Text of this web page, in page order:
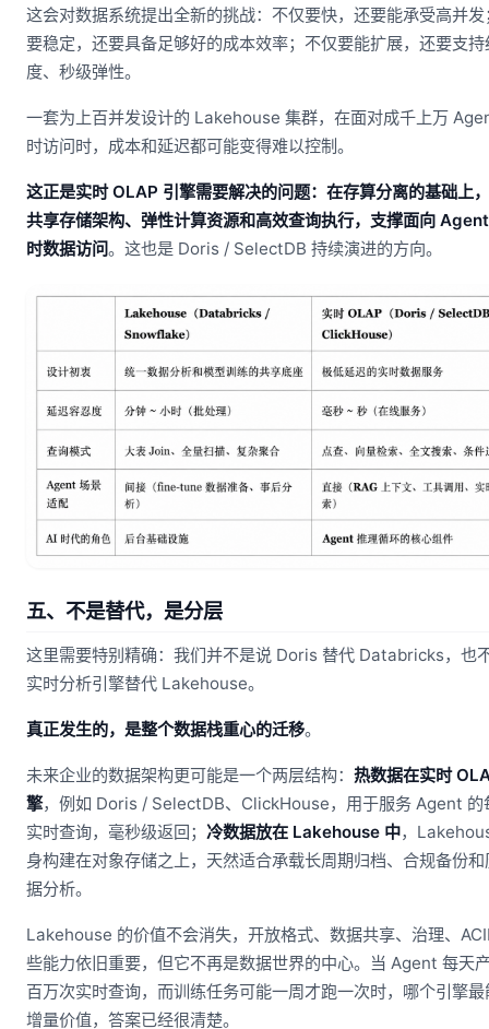
这会对数据系统提出全新的挑战：不仅要快，还要能承受高并发
要稳定，还要具备足够好的成本效率；不仅要能扩展，还要支持
度、秒级弹性。
一套为上百并发设计的 Lakehouse 集群，在面对成千上万
时访问时，成本和延迟都可能变得难以控制。
这正是实时 OLAP 引擎需要解决的问题：在存算分离的基础上
共享存储架构、弹性计算资源和高效查询执行，支撑面向
时数据访问。这也是 Doris / SelectDB 持续演进的方向。
五、不是替代，是分层
这里需要特别精确：我们并不是说 Doris 替代 Databricks，也
实时分析引擎替代 Lakehouse。
真正发生的，是整个数据栈重心的迁移。
未来企业的数据架构更可能是一个两层结构： 热数据在实时
擎，例如 Doris / SelectDB、ClickHouse，用于服务 Agent 的
实时查询，毫秒级返回； 冷数据放在 Lakehouse 中，
身构建在对象存储之上，天然适合承载长周期归档、合规备份
据分析。
Lakehouse 的价值不会消失，开放格式、数据共享、治理、
些能力依旧重要，但它不再是数据世界的中心。当 Agent 每天
百万次实时查询，而训练任务可能一周才跑一次时，哪个引擎
增量价值，答案已经很清楚。